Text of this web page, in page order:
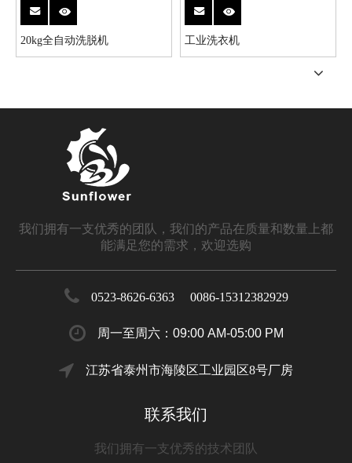
20kg全自动洗脱机 工业洗衣机
我们拥有一支优秀的团队，我们的产品在质量和数量上都
能满足您的需求，欢迎选购
0523-8626-6363 0086-15312382929
周一至周六：09:00 AM-05:00 PM
江苏省泰州市海陵区工业园区8号厂房
联系我们
我们拥有一支优秀的技术团队